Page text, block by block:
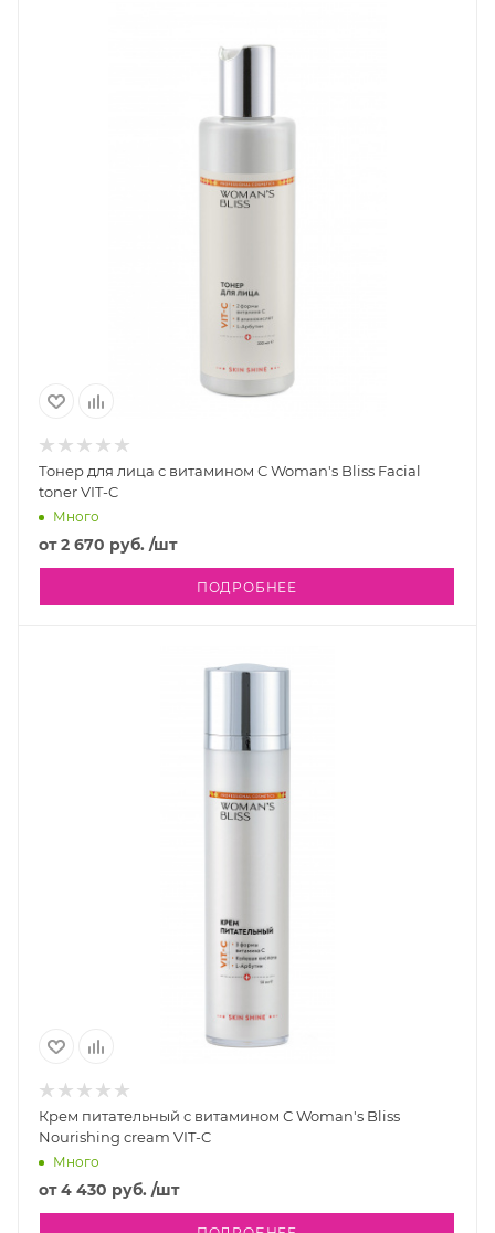
Тонер для лица с витамином С Woman's Bliss Facial
toner VIT-C
Много
от2 670 руб. /шт
ПОДРОБНЕЕ
Крем питательный с витамином С Woman's Bliss
Nourishing cream VIT-C
Много
от4 430 руб. /шт